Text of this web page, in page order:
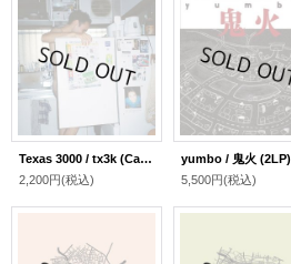
Texas 3000 / tx3k (Cassette)
2,200円(税込)
yumbo / 鬼火 (2LP)
5,500円(税込)